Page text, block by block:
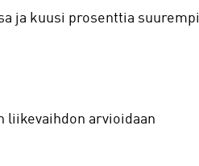
ja kuusi prosenttia suurempi
liikevaihdon arvioidaan